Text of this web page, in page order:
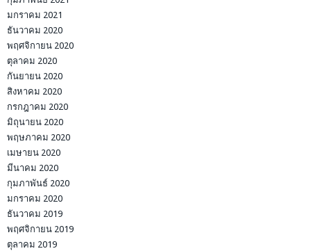
มกราคม 2021
ธันวาคม 2020
พฤศจิกายน 2020
ตุลาคม 2020
กันยายน 2020
สิงหาคม 2020
กรกฎาคม 2020
มิถุนายน 2020
พฤษภาคม 2020
เมษายน 2020
มีนาคม 2020
กุมภาพันธ์ 2020
มกราคม 2020
ธันวาคม 2019
พฤศจิกายน 2019
ตุลาคม 2019